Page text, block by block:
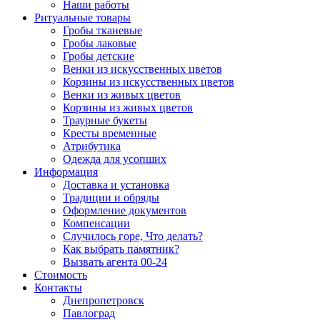
Наши работы
Ритуальные товары
Гробы тканевые
Гробы лаковые
Гробы детские
Венки из искусственных цветов
Корзины из искусственных цветов
Венки из живых цветов
Корзины из живых цветов
Траурные букеты
Кресты временные
Атрибутика
Одежда для усопших
Информация
Доставка и установка
Традиции и обряды
Оформление документов
Компенсации
Случилось горе, Что делать?
Как выбрать памятник?
Вызвать агента 00-24
Стоимость
Контакты
Днепропетровск
Павлоград